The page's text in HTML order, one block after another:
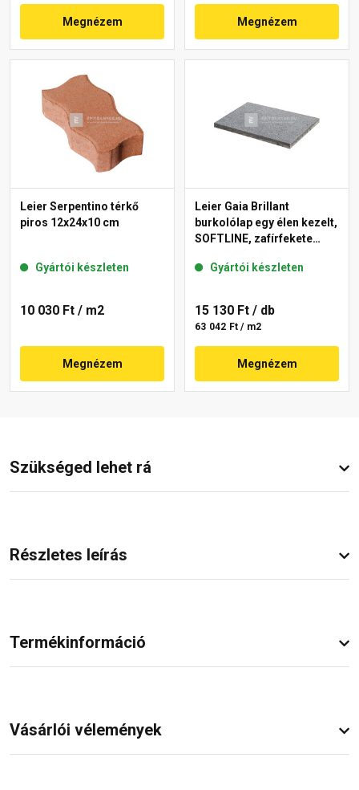
Megnézem Megnézem
Leier Serpentino térkő
piros 12x24x10 cm
Gyártói készleten
10 030 Ft / m2
Megnézem
Leier Gaia Brillant
burkolólap egy élen kezelt,
SOFTLINE, zafírfekete
Gyártói készleten
15 130 Ft / db
63 042 Ft / m2
Megnézem
Szükséged lehet rá
Részletes leírás
Termékinformáció
Vásárlói vélemények